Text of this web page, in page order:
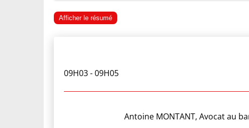
Afficher le résumé
09H03- 09H05
Antoine MONTANT, Avocat au